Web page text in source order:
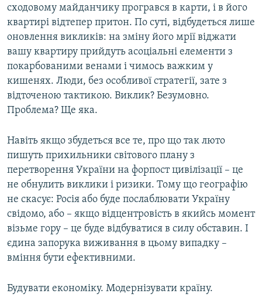
сходовому майданчику програвся в карти, і в його
квартирі відтепер притон. По суті, відбудеться лише
оновлення викликів: на зміну його мрії віджати
вашу квартиру прийдуть асоціальні елементи з
покарбованими венами і чимось важким у
кишенях. Люди, без особливої стратегії, зате з
відточеною тактикою. Виклик? Безумовно.
Проблема? Ще яка.
Навіть якщо збудеться все те, про що так люто
пишуть прихильники світового плану з
перетворення України на форпост цивілізації – це
не обнулить виклики і ризики. Тому що географію
не скасує: Росія або буде послаблювати Україну
свідомо, або – якщо відцентровість в якийсь момент
візьме гору – це буде відбуватися в силу обставин. І
єдина запорука виживання в цьому випадку –
вміння бути ефективними.
Будувати економіку. Модернізувати країну.